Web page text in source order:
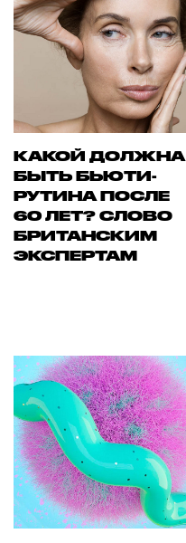
КАКОЙ ДОЛЖНА
БЫТЬ БЬЮТИ-
РУТИНА ПОСЛЕ
60 ЛЕТ? СЛОВО
БРИТАНСКИМ
ЭКСПЕРТАМ